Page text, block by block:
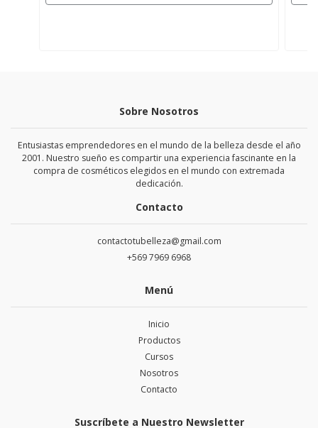
Sobre Nosotros
Entusiastas emprendedores en el mundo de la belleza desde el año
2001. Nuestro sueño es compartir una experiencia fascinante en la
compra de cosméticos elegidos en el mundo con extremada
dedicación.
Contacto
contactotubelleza@gmail.com
+569 7969 6968
Menú
Inicio
Productos
Cursos
Nosotros
Contacto
Suscríbete a Nuestro Newsletter